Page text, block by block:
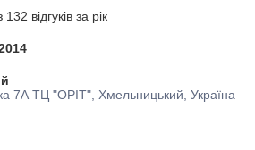
відгуків за рік
7А ТЦ "ОРІТ", Хмельницький, Україна